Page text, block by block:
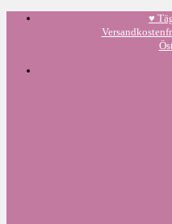
Zum
♥️